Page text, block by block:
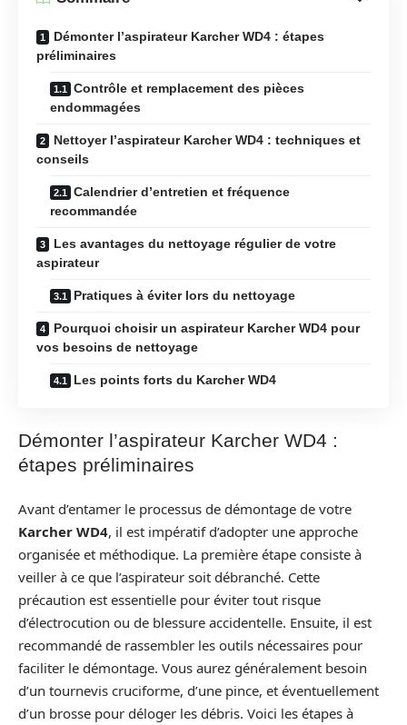
Démonter l’aspirateur Karcher WD4 : étapes
préliminaires
Contrôle et remplacement des pièces
endommagées
Nettoyer l’aspirateur Karcher WD4 : techniques et
conseils
Calendrier d’entretien et fréquence
recommandée
Les avantages du nettoyage régulier de votre
aspirateur
Pratiques à éviter lors du nettoyage
Pourquoi choisir un aspirateur Karcher WD4 pour
vos besoins de nettoyage
Les points forts du Karcher WD4
Démonter l’aspirateur Karcher WD4 :
étapes préliminaires
Avant d’entamer le processus de démontage de votre
Karcher WD4, il est impératif d’adopter une approche
organisée et méthodique. La première étape consiste à
veiller à ce que l’aspirateur soit débranché. Cette
précaution est essentielle pour éviter tout risque
d’électrocution ou de blessure accidentelle. Ensuite, il est
recommandé de rassembler les outils nécessaires pour
faciliter le démontage. Vous aurez généralement besoin
d’un tournevis cruciforme, d’une pince, et éventuellement
d’un brosse pour déloger les débris. Voici les étapes à